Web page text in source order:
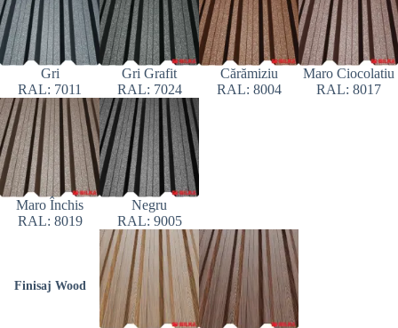
Gri
RAL: 7011
Gri Grafit
RAL: 7024
Cărămiziu
RAL: 8004
Maro Ciocolatiu
RAL: 8017
Maro Închis
RAL: 8019
Negru
RAL: 9005
Finisaj Wood